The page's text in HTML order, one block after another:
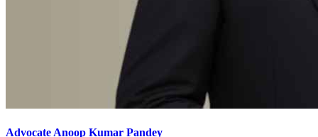
Advocate Anoop Kumar Pandey